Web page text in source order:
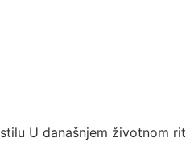
U današnjem životnom